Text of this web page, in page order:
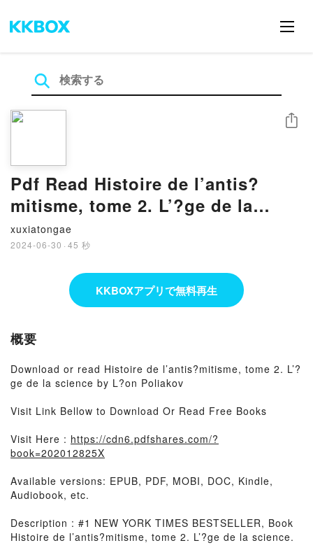
Pdf Read Histoire de l’antis?
mitisme, tome 2. L’?ge de la
science By L?on Poliakov
xuxiatongae
2024-06-30 · 45 秒
シェア
KKBOXアプリで無料再生
概要
Download or read Histoire de l’antis?mitisme, tome 2. L’?
ge de la science by L?on Poliakov
Visit Link Bellow to Download Or Read Free Books
Visit Here : https://cdn6.pdfshares.com/?
book=202012825X
Available versions: EPUB, PDF, MOBI, DOC, Kindle,
Audiobook, etc.
Description : #1 NEW YORK TIMES BESTSELLER, Book
Histoire de l’antis?mitisme, tome 2. L’?ge de la science.